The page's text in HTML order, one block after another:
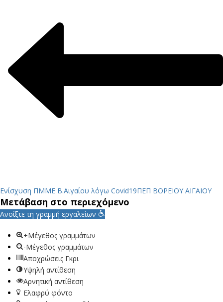
Ενίσχυση ΠΜΜΕ Β.Αιγαίου λόγω Covid19ΠΕΠ ΒΟΡΕΙΟΥ ΑΙΓΑΙΟΥ
Μετάβαση στο περιεχόμενο
Ανοίξτε τη γραμμή εργαλείων
+Μέγεθος γραμμάτων
-Μέγεθος γραμμάτων
Αποχρώσεις Γκρι
Υψηλή αντίθεση
Αρνητική αντίθεση
Ελαφρύ φόντο